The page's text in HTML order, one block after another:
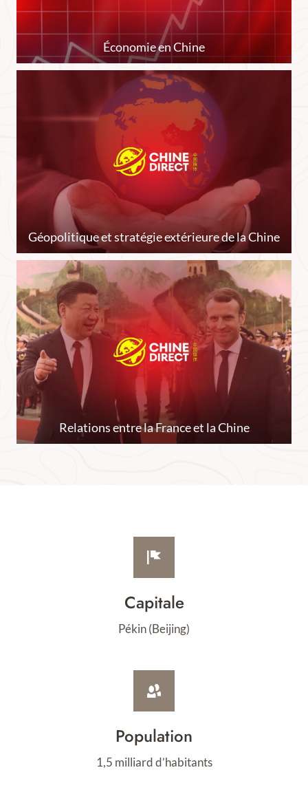
Économie en Chine
Géopolitique et stratégie extérieure de la Chine
Relations entre la France et la Chine
Capitale
Pékin (Beijing)
Population
1,5 milliard d’habitants